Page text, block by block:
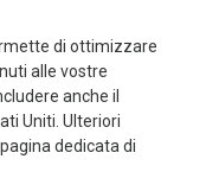
di ottimizzare
alle vostre
anche il
Uniti. Ulteriori
dedicata di